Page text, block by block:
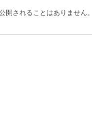
開されることはありません。